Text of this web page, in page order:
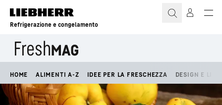
Refrigerazione e congelamento
HOME ALIMENTI A-Z IDEE PER LA FRESCHEZZA DESIGN E